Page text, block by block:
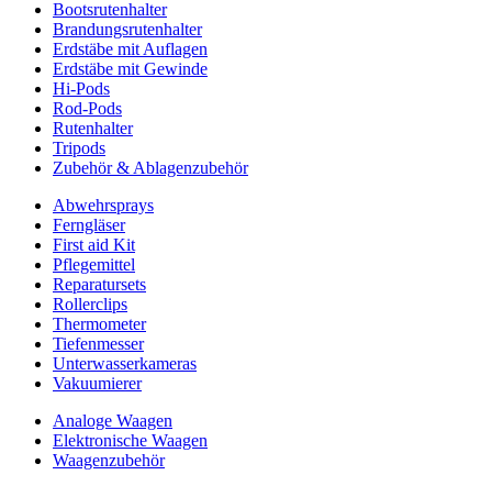
Bootsrutenhalter
Brandungsrutenhalter
Erdstäbe mit Auflagen
Erdstäbe mit Gewinde
Hi-Pods
Rod-Pods
Rutenhalter
Tripods
Zubehör & Ablagenzubehör
Abwehrsprays
Ferngläser
First aid Kit
Pflegemittel
Reparatursets
Rollerclips
Thermometer
Tiefenmesser
Unterwasserkameras
Vakuumierer
Analoge Waagen
Elektronische Waagen
Waagenzubehör